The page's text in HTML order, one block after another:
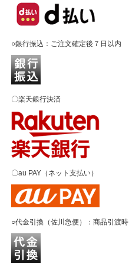
○銀行振込：ご注文確定後７日以内
〇楽天銀行決済
〇au PAY（ネット支払い）
○代金引換（佐川急便）：商品引渡時